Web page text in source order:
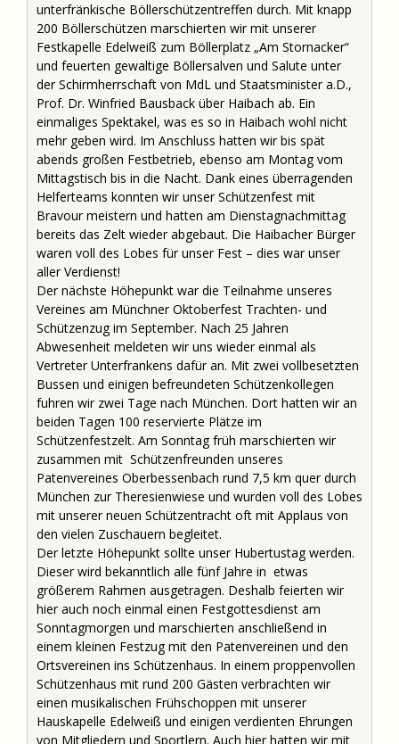
unterfränkische Böllerschützentreffen durch. Mit knapp
200 Böllerschützen marschierten wir mit unserer
Festkapelle Edelweiß zum Böllerplatz „Am Stornacker“
und feuerten gewaltige Böllersalven und Salute unter
der Schirmherrschaft von MdL und Staatsminister a.D.,
Prof. Dr. Winfried Bausback über Haibach ab. Ein
einmaliges Spektakel, was es so in Haibach wohl nicht
mehr geben wird. Im Anschluss hatten wir bis spät
abends großen Festbetrieb, ebenso am Montag vom
Mittagstisch bis in die Nacht. Dank eines überragenden
Helferteams konnten wir unser Schützenfest mit
Bravour meistern und hatten am Dienstagnachmittag
bereits das Zelt wieder abgebaut. Die Haibacher Bürger
waren voll des Lobes für unser Fest – dies war unser
aller Verdienst!
Der nächste Höhepunkt war die Teilnahme unseres
Vereines am Münchner Oktoberfest Trachten- und
Schützenzug im September. Nach 25 Jahren
Abwesenheit meldeten wir uns wieder einmal als
Vertreter Unterfrankens dafür an. Mit zwei vollbesetzten
Bussen und einigen befreundeten Schützenkollegen
fuhren wir zwei Tage nach München. Dort hatten wir an
beiden Tagen 100 reservierte Plätze im
Schützenfestzelt. Am Sonntag früh marschierten wir
zusammen mit Schützenfreunden unseres
Patenvereines Oberbessenbach rund 7,5 km quer durch
München zur Theresienwiese und wurden voll des Lobes
mit unserer neuen Schützentracht oft mit Applaus von
den vielen Zuschauern begleitet.
Der letzte Höhepunkt sollte unser Hubertustag werden.
Dieser wird bekanntlich alle fünf Jahre in etwas
größerem Rahmen ausgetragen. Deshalb feierten wir
hier auch noch einmal einen Festgottesdienst am
Sonntagmorgen und marschierten anschließend in
einem kleinen Festzug mit den Patenvereinen und den
Ortsvereinen ins Schützenhaus. In einem proppenvollen
Schützenhaus mit rund 200 Gästen verbrachten wir
einen musikalischen Frühschoppen mit unserer
Hauskapelle Edelweiß und einigen verdienten Ehrungen
von Mitgliedern und Sportlern. Auch hier hatten wir mit